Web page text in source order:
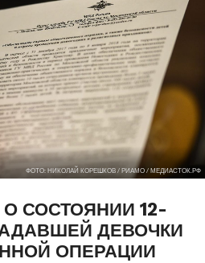
ФОТО: НИКОЛАЙ КОРЕШКОВ / РИАМО / МЕДИАСТОК.РФ
СОСТОЯНИИ 12-
ДЕВОЧКИ
ОПЕРАЦИИ